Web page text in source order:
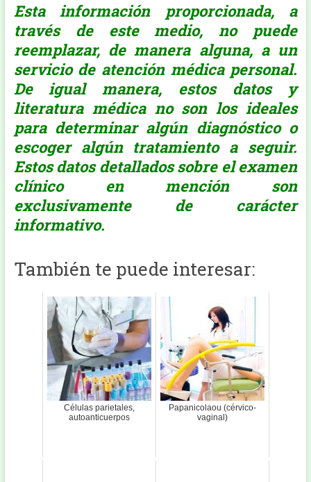
Esta información proporcionada, a
través de este medio, no puede
reemplazar, de manera alguna, a un
servicio de atención médica personal.
De igual manera, estos datos y
literatura médica no son los ideales
para determinar algún diagnóstico o
escoger algún tratamiento a seguir.
Estos datos detallados sobre el examen
clínico en mención son
exclusivamente de carácter
informativo.
También te puede interesar:
Células parietales,
autoanticuerpos
Papanicolaou (cérvico-
vaginal)